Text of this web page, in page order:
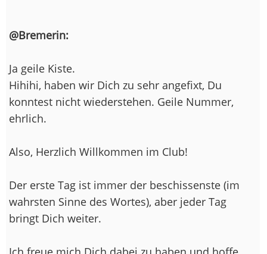
@Bremerin:
Ja geile Kiste.
Hihihi, haben wir Dich zu sehr angefixt, Du
konntest nicht wiederstehen. Geile Nummer,
ehrlich.
Also, Herzlich Willkommen im Club!
Der erste Tag ist immer der beschissenste (im
wahrsten Sinne des Wortes), aber jeder Tag
bringt Dich weiter.